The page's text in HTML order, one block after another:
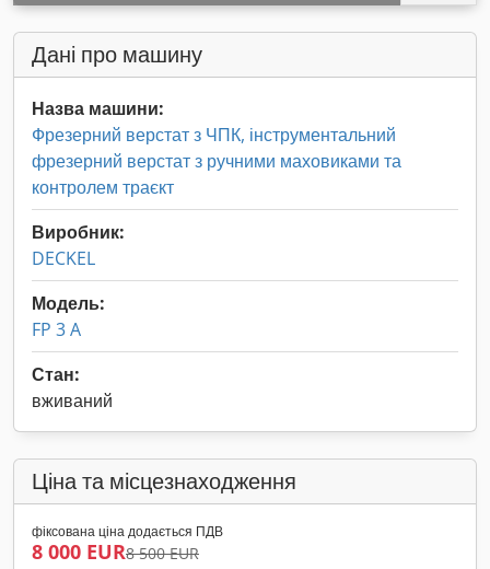
Дані про машину
Назва машини:
Фрезерний верстат з ЧПК, інструментальний
фрезерний верстат з ручними маховиками та
контролем траєкт
Виробник:
DECKEL
Модель:
FP 3 A
Стан:
вживаний
Ціна та місцезнаходження
фіксована ціна додається ПДВ
8 000 EUR8 500 EUR